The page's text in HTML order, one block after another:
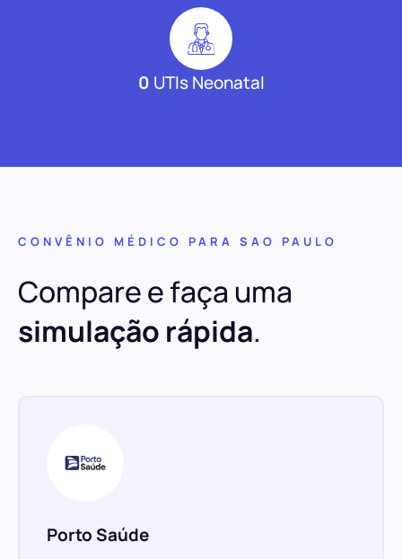
0 UTIs Neonatal
CONVÊNIO MÉDICO PARA SAO PAULO
Compare e faça uma
simulação rápida.
Porto Saúde